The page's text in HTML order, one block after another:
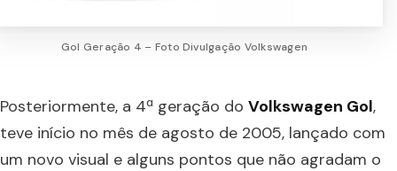
Gol Geração 4 – Foto Divulgação Volkswagen
Posteriormente, a 4ª geração do Volkswagen Gol,
teve início no mês de agosto de 2005, lançado com
um novo visual e alguns pontos que não agradam o